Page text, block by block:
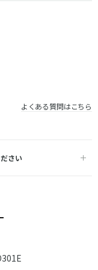
よくある質問はこちら
さい